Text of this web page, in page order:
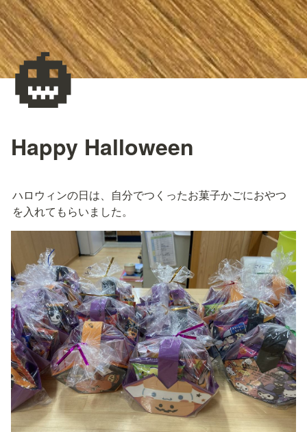
🎃
Happy Halloween
ハロウィンの日は、自分でつくったお菓子かごにおやつ
を入れてもらいました。